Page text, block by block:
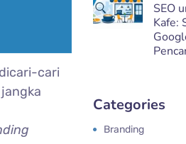
cari
SEO
Kafe:
Categories
Branding